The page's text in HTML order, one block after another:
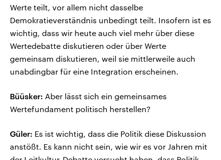
Werte teilt, vor allem nicht dasselbe
Demokratieverständnis unbedingt teilt. Insofern ist es
wichtig, dass wir heute auch viel mehr über diese
Wertedebatte diskutieren oder über Werte
gemeinsam diskutieren, weil sie mittlerweile auch
unabdingbar für eine Integration erscheinen.
Büüsker: Aber lässt sich ein gemeinsames
Wertefundament politisch herstellen?
Güler: Es ist wichtig, dass die Politik diese Diskussion
anstößt. Es kann nicht sein, wie wir es vor Jahren mit